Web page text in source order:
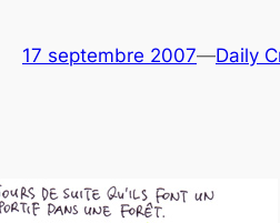
17 septembre 2007—Daily